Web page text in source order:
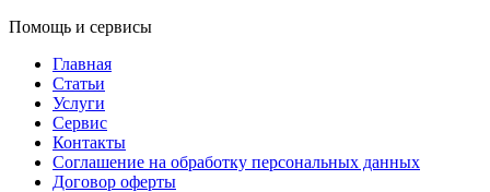
Помощь и сервисы
Главная
Статьи
Услуги
Сервис
Контакты
Соглашение на обработку персональных данных
Договор оферты